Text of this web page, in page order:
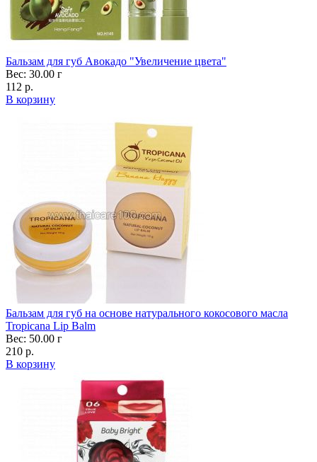
Бальзам для губ Авокадо "Увеличение цвета"
Вес: 30.00 г
112 р.
В корзину
Бальзам для губ на основе натурального кокосового масла
Tropicana Lip Balm
Вес: 50.00 г
210 р.
В корзину